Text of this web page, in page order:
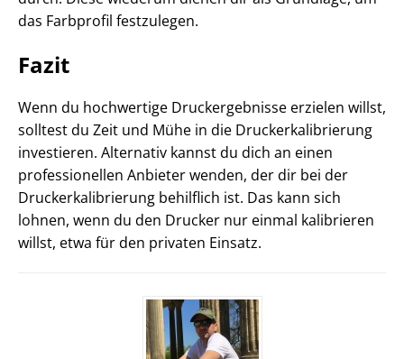
das Farbprofil festzulegen.
Fazit
Wenn du hochwertige Druckergebnisse erzielen willst,
solltest du Zeit und Mühe in die Druckerkalibrierung
investieren. Alternativ kannst du dich an einen
professionellen Anbieter wenden, der dir bei der
Druckerkalibrierung behilflich ist. Das kann sich
lohnen, wenn du den Drucker nur einmal kalibrieren
willst, etwa für den privaten Einsatz.